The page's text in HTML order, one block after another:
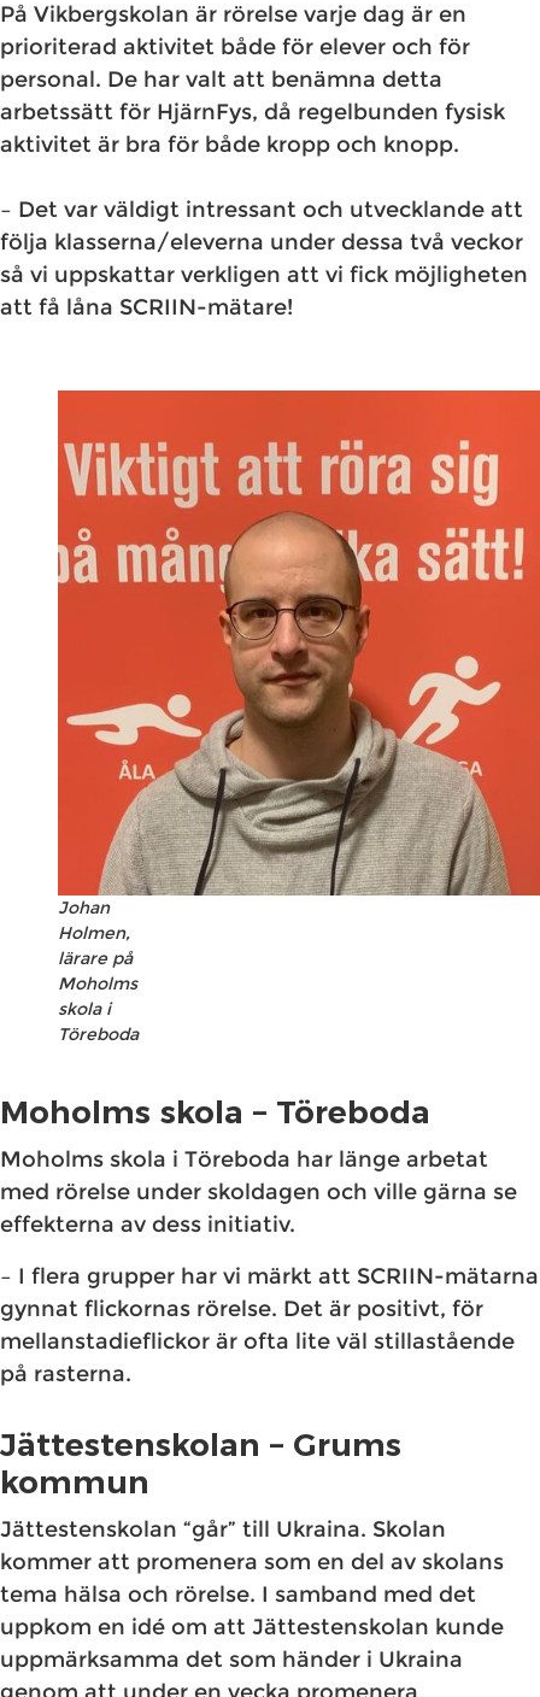
På Vikbergskolan är rörelse varje dag är en
prioriterad aktivitet både för elever och för
personal. De har valt att benämna detta
arbetssätt för HjärnFys, då regelbunden fysisk
aktivitet är bra för både kropp och knopp.
– Det var väldigt intressant och utvecklande att
följa klasserna/eleverna under dessa två veckor
så vi uppskattar verkligen att vi fick möjligheten
att få låna SCRIIN-mätare!
Johan
Holmen,
lärare på
Moholms
skola i
Töreboda
Moholms skola – Töreboda
Moholms skola i Töreboda har länge arbetat
med rörelse under skoldagen och ville gärna se
effekterna av dess initiativ.
– I flera grupper har vi märkt att SCRIIN-mätarna
gynnat flickornas rörelse. Det är positivt, för
mellanstadieflickor är ofta lite väl stillastående
på rasterna.
Jättestenskolan – Grums
kommun
Jättestenskolan “går” till Ukraina. Skolan
kommer att promenera som en del av skolans
tema hälsa och rörelse. I samband med det
uppkom en idé om att Jättestenskolan kunde
uppmärksamma det som händer i Ukraina